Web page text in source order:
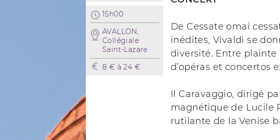
15h00
AVALLON,
Collégiale
Saint-Lazare
8 € à 24 €
De Cessate omai
inédites, Vivaldi se
diversité. Entre
d’opéras et concertos
Il Caravaggio, dirigé
magnétique de Lucile
rutilante de la Venise